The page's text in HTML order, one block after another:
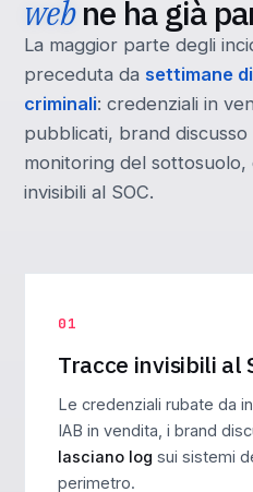
webne ha già
La maggior parte degli
preceduta da settimane
criminali: credenziali in
pubblicati, brand
monitoring del
invisibili al SOC.
01
Tracce invisibili al
Le credenziali rubate da
IAB in vendita, i brand
lasciano log sui sistemi
perimetro.